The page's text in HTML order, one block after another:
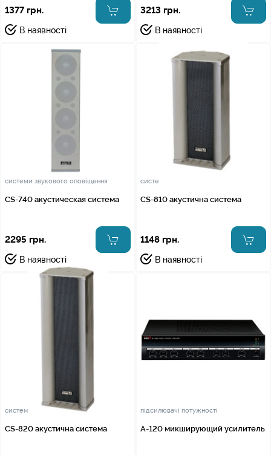
1377 грн.
В наявності
3213 грн.
В наявності
системи звукового оповіщення
CS-740 акустическая система
2295 грн.
В наявності
системи звукового оповіщення
CS-810 акустична система
1148 грн.
В наявності
системи звукового оповіщення
CS-820 акустична система
підсилювачі потужності
A-120 микширующий усилитель